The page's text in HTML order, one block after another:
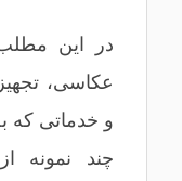
در این مطلب
عکاسی،
و خدماتی که
چند نمونه